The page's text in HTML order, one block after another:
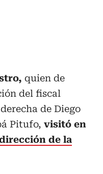
quien de
del fiscal
de Diego
Pitufo, visitó en
de la